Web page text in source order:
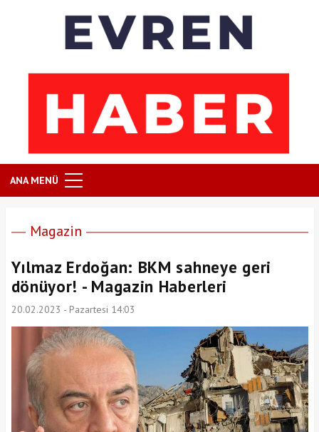
ANA MENÜ
Magazin
Yılmaz Erdoğan: BKM sahneye geri
dönüyor! - Magazin Haberleri
20.02.2023 - Pazartesi 14:03